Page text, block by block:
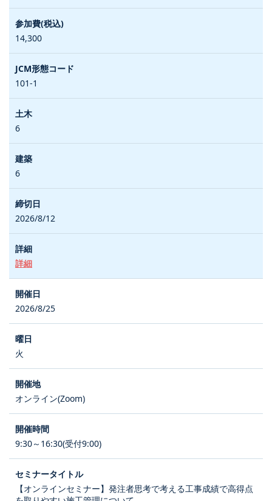
14,300
101-1
6
6
2026/8/12
詳細
2026/8/25
火
オンライン(Zoom)
9:30～16:30(受付9:00)
【オンラインセミナー】発注者思考で考える工事成績で高得点